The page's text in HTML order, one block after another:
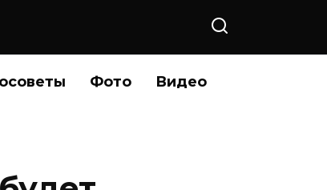
Фото Видео